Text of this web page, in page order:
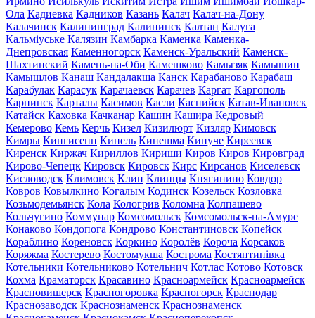
Ола Кадиевка Кадников Казань Калач Калач-на-Дону
Калачинск Калининград Калининск Калтан Калуга
Кальміуське Калязин Камбарка Каменка Каменка-
Днепровская Каменногорск Каменск-Уральский Каменск-
Шахтинский Камень-на-Оби Камешково Камызяк Камышин
Камышлов Канаш Кандалакша Канск Карабаново Карабаш
Карабулак Карасук Карачаевск Карачев Каргат Каргополь
Карпинск Карталы Касимов Касли Каспийск Катав-Ивановск
Катайск Каховка Качканар Кашин Кашира Кедровый
Кемерово Кемь Керчь Кизел Кизилюрт Кизляр Кимовск
Кимры Кингисепп Кинель Кинешма Кипуче Киреевск
Киренск Киржач Кириллов Кириши Киров Киров Кировград
Кирово-Чепецк Кировск Кировск Кирс Кирсанов Киселевск
Кисловодск Климовск Клин Клинцы Княгинино Ковдор
Ковров Ковылкино Когалым Кодинск Козельск Козловка
Козьмодемьянск Кола Кологрив Коломна Колпашево
Кольчугино Коммунар Комсомольск Комсомольск-на-Амуре
Конаково Кондопога Кондрово Константиновск Копейск
Кораблино Кореновск Коркино Королёв Короча Корсаков
Коряжма Костерево Костомукша Кострома Костянтинівка
Котельники Котельниково Котельнич Котлас Котово Котовск
Кохма Краматорск Красавино Красноармейск Красноармейск
Красновишерск Красногоровка Красногорск Краснодар
Краснозаводск Краснознаменск Краснознаменск